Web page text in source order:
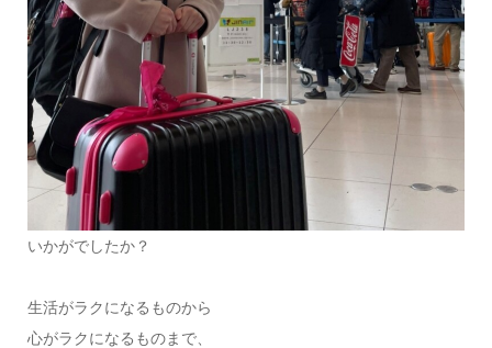
いかがでしたか？
生活がラクになるものから
心がラクになるものまで、